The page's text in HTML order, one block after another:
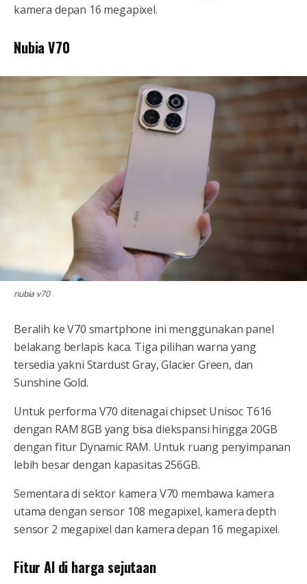
kamera depan 16 megapixel.
Nubia V70
nubia v70
Beralih ke V70 smartphone ini menggunakan panel
belakang berlapis kaca. Tiga pilihan warna yang
tersedia yakni Stardust Gray, Glacier Green, dan
Sunshine Gold.
Untuk performa V70 ditenagai chipset Unisoc T616
dengan RAM 8GB yang bisa diekspansi hingga 20GB
dengan fitur Dynamic RAM. Untuk ruang penyimpanan
lebih besar dengan kapasitas 256GB.
Sementara di sektor kamera V70 membawa kamera
utama dengan sensor 108 megapixel, kamera depth
sensor 2 megapixel dan kamera depan 16 megapixel.
Fitur AI di harga sejutaan